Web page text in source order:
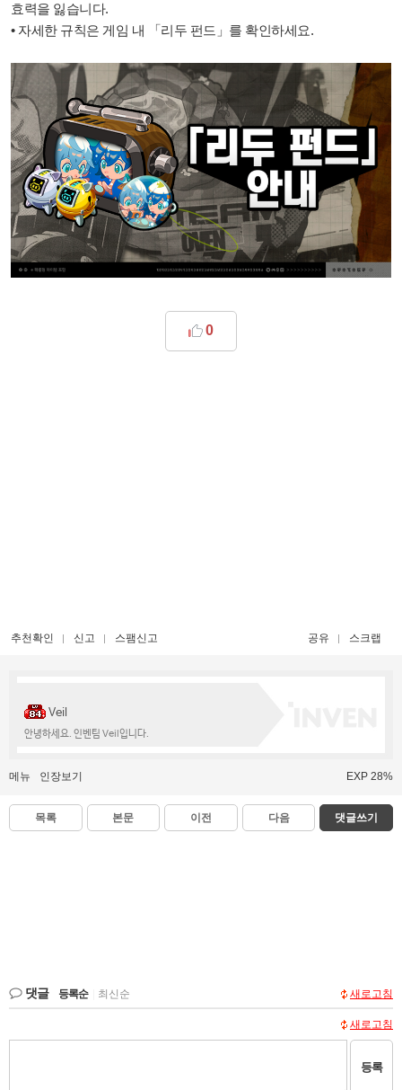
효력을 잃습니다.
• 자세한 규칙은 게임 내 「리두 펀드」를 확인하세요.
0
추천확인 신고 스팸신고 공유 스크랩
Veil
안녕하세요. 인벤팀 Veil입니다.
메뉴 인장보기 EXP 28%
목록 본문 이전 다음 댓글쓰기
댓글 등록순 최신순 새로고침
새로고침
등록